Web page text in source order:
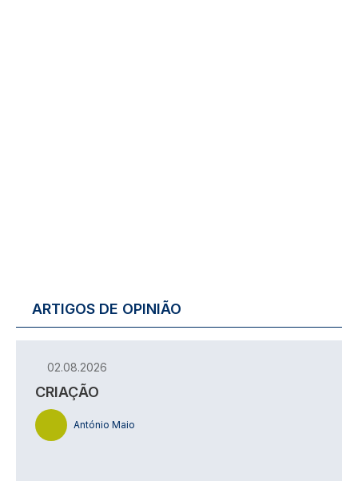
ARTIGOS DE OPINIÃO
02.08.2026
CRIAÇÃO
António Maio